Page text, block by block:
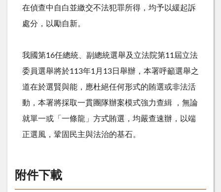
在偵查中自白並繳交不法犯罪所得，均予以緩起訴
處分，以勵自新。
我國第16任總統、副總統選舉及立法院第11屆立法
委員選舉將於113年1月13日舉辦，本署呼籲選舉之
道在於選賢與能，應杜絕任何形式的賄選或非法活
動，本署將採取一貫團隊辦案模式強力查緝 ，無論
就單一或「一條龍」方式賄選，均嚴查速辦，以端
正選風，鞏固民主與法治的基石。
附件下載